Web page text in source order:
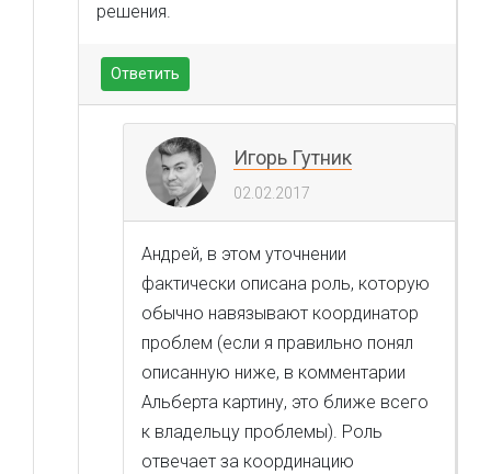
решения.
Ответить
Игорь Гутник
02.02.2017
Андрей, в этом уточнении
фактически описана роль, которую
обычно навязывают координатор
проблем (если я правильно понял
описанную ниже, в комментарии
Альберта картину, это ближе всего
к владельцу проблемы). Роль
отвечает за координацию